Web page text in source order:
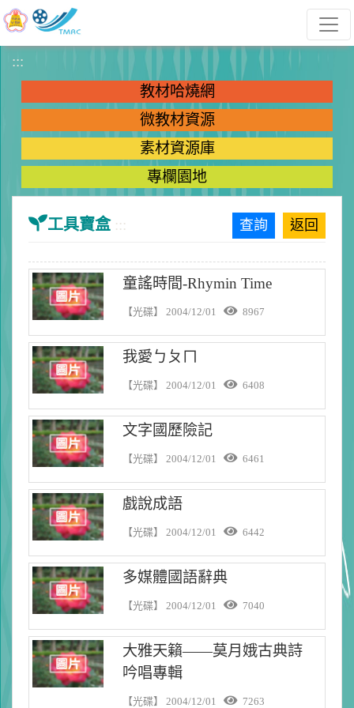
跳到主要內容
:::
教材哈燒網
微教材資源
素材資源庫
專欄園地
工具寶盒 ::: 查詢 返回
童謠時間-Rhymin Time
【光碟】 2004/12/01 8967
我愛ㄅㄆㄇ
【光碟】 2004/12/01 6408
文字國歷險記
【光碟】 2004/12/01 6461
戲說成語
【光碟】 2004/12/01 6442
多媒體國語辭典
【光碟】 2004/12/01 7040
大雅天籟——莫月娥古典詩
吟唱專輯
【光碟】 2004/12/01 7263